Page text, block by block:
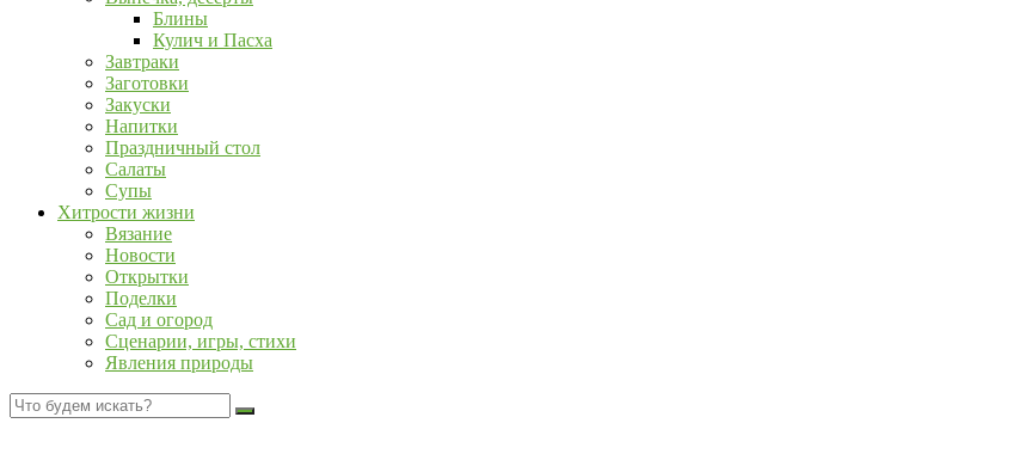
Блины
Кулич и Пасха
Завтраки
Заготовки
Закуски
Напитки
Праздничный стол
Салаты
Супы
Хитрости жизни
Вязание
Новости
Открытки
Поделки
Сад и огород
Сценарии, игры, стихи
Явления природы